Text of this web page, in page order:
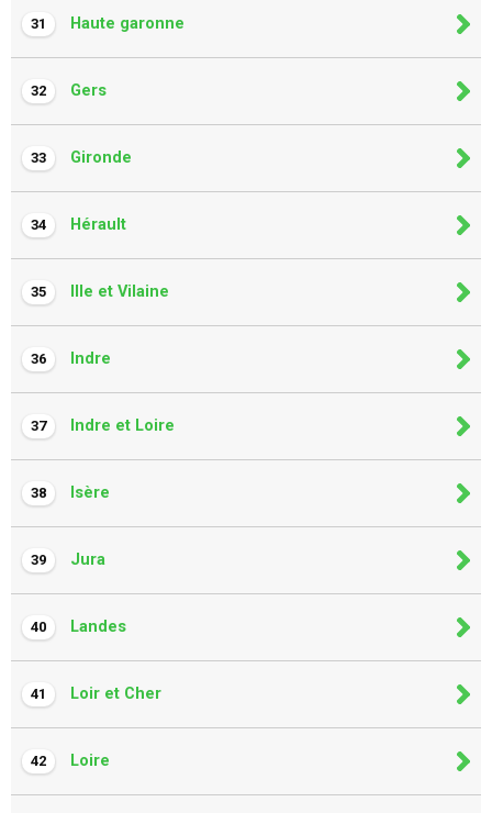
31 Haute garonne
32 Gers
33 Gironde
34 Hérault
35 Ille et Vilaine
36 Indre
37 Indre et Loire
38 Isère
39 Jura
40 Landes
41 Loir et Cher
42 Loire